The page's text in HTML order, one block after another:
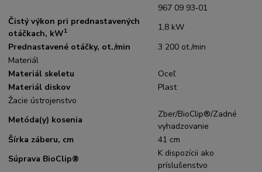
967 09 93‑01
Čistý výkon pri prednastavených
otáčkach, kW1
1,8 kW
Prednastavené otáčky, ot./min
3 200 ot./min
Materiál
Materiál skeletu
Oceľ
Materiál diskov
Plast
Žacie ústrojenstvo
Metóda(y) kosenia
Zber/BioClip®/Zadné
vyhadzovanie
Šírka záberu, cm
41 cm
Súprava BioClip®
K dispozícii ako
príslušenstvo